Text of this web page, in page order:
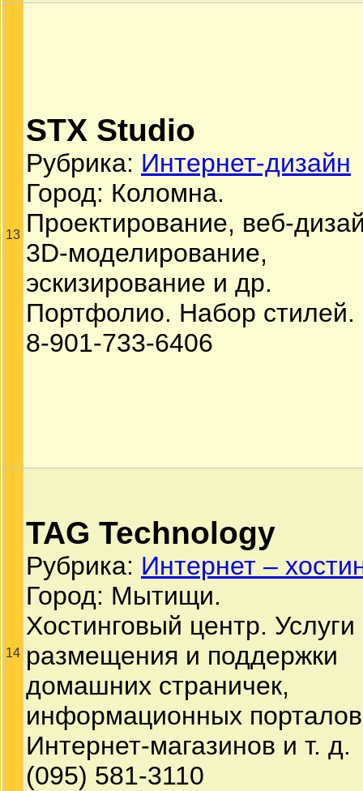
13
STX Studio
Рубрика: Интернет-дизайн
Город: Коломна.
Проектирование, веб-
3D-моделирование,
эскизирование и др.
Портфолио. Набор стилей.
8-901-733-6406
14
TAG Technology
Рубрика: Интернет –
Город: Мытищи.
Хостинговый центр. Услуги
размещения и поддержки
домашних страничек,
информационных
Интернет-магазинов и т. д.
(095) 581-3110